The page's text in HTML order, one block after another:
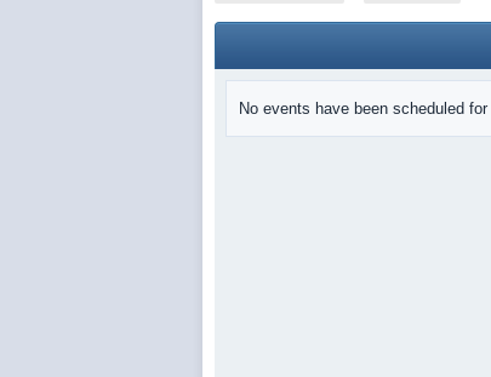
No events have been scheduled for